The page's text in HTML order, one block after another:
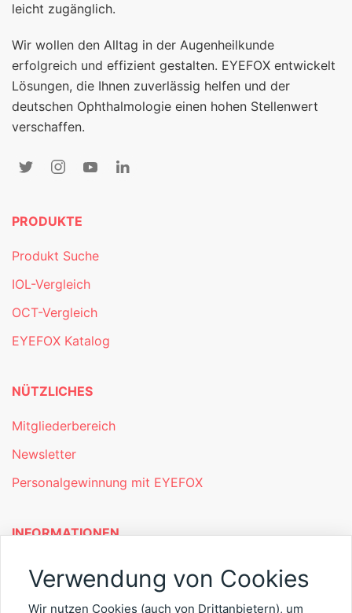
leicht zugänglich.
Wir wollen den Alltag in der Augenheilkunde
erfolgreich und effizient gestalten. EYEFOX entwickelt
Lösungen, die Ihnen zuverlässig helfen und der
deutschen Ophthalmologie einen hohen Stellenwert
verschaffen.
PRODUKTE
Produkt Suche
IOL-Vergleich
OCT-Vergleich
EYEFOX Katalog
NÜTZLICHES
Mitgliederbereich
Newsletter
Personalgewinnung mit EYEFOX
INFORMATIONEN
Was ist EYEFOX – Ihre Möglichkeiten
Verwendung von Cookies
Wir nutzen Cookies (auch von Drittanbietern), um